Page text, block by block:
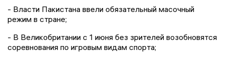
- Власти Пакистана ввели обязательный масочный
режим в стране;
- В Великобритании с 1 июня без зрителей возобновятся
соревнования по игровым видам спорта;